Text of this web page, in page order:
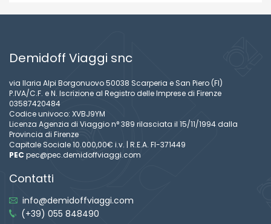
Demidoff Viaggi snc
via Ilaria Alpi Borgonuovo 50038 Scarperia e San Piero (FI)
P.IVA/C.F. e N. Iscrizione al Registro delle Imprese di Firenze
03587420484
Codice univoco: XVBJ9YM
Licenza Agenzia di Viaggio n° 389 rilasciata il 15/11/1994 dalla
Provincia di Firenze
Capitale Sociale 10.000,00€ i.v. | R.E.A. FI-371449
PEC pec@pec.demidoffviaggi.com
Contatti
info@demidoffviaggi.com
(+39) 055 848490